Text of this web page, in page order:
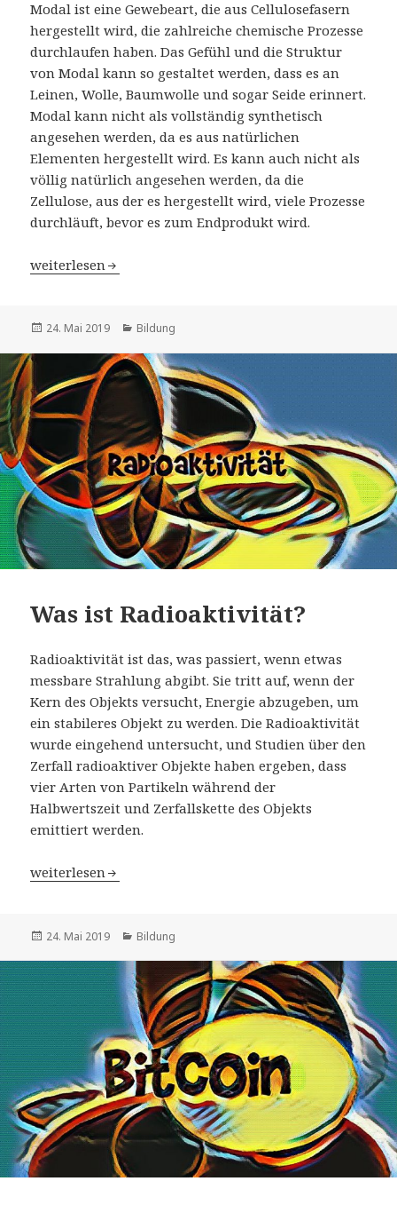
Modal ist eine Gewebeart, die aus Cellulosefasern
hergestellt wird, die zahlreiche chemische Prozesse
durchlaufen haben. Das Gefühl und die Struktur
von Modal kann so gestaltet werden, dass es an
Leinen, Wolle, Baumwolle und sogar Seide erinnert.
Modal kann nicht als vollständig synthetisch
angesehen werden, da es aus natürlichen
Elementen hergestellt wird. Es kann auch nicht als
völlig natürlich angesehen werden, da die
Zellulose, aus der es hergestellt wird, viele Prozesse
durchläuft, bevor es zum Endprodukt wird.
Welche Art von Gewebe ist Modal?
weiterlesen
Veröffentlicht
24. Mai 2019 Kategorien
Bildung
Was ist Radioaktivität?
Radioaktivität ist das, was passiert, wenn etwas
messbare Strahlung abgibt. Sie tritt auf, wenn der
Kern des Objekts versucht, Energie abzugeben, um
ein stabileres Objekt zu werden. Die Radioaktivität
wurde eingehend untersucht, und Studien über den
Zerfall radioaktiver Objekte haben ergeben, dass
vier Arten von Partikeln während der
Halbwertszeit und Zerfallskette des Objekts
emittiert werden.
Was ist Radioaktivität?
weiterlesen
Veröffentlicht
24. Mai 2019 Kategorien
Bildung